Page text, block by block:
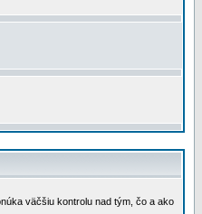
väčšiu kontrolu nad tým, čo a ako